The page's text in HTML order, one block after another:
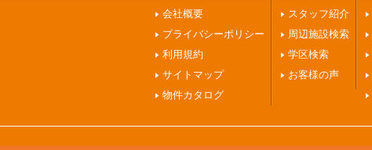
会社概要
プライバシーポリシー
利用規約
サイトマップ
物件カタログ
スタッフ紹介
周辺施設検索
学区検索
お客様の声